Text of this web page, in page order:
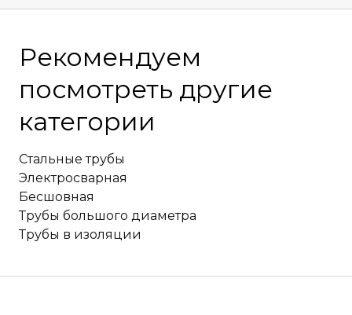
Рекомендуем
посмотреть другие
категории
Стальные трубы
Электросварная
Бесшовная
Трубы большого диаметра
Трубы в изоляции